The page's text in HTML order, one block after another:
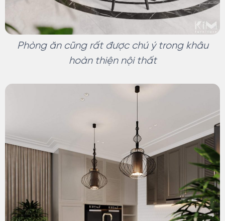
Phòng ăn cũng rất được chú ý trong khâu
hoàn thiện nội thất